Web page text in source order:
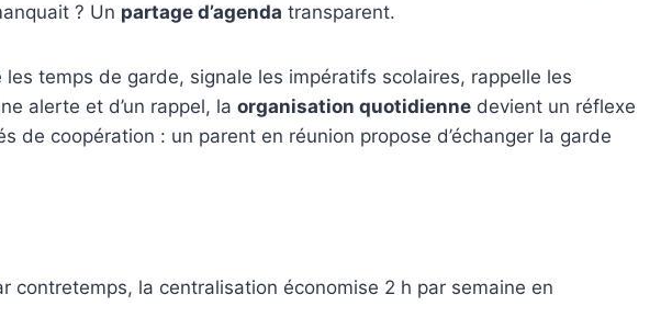
? Un partage d’agenda transparent.
temps de garde, signale les impératifs scolaires, rappelle les
alerte et d’un rappel, la organisation quotidienne devient un réflexe
de coopération : un parent en réunion propose d’échanger la garde
contretemps, la centralisation économise 2 h par semaine en